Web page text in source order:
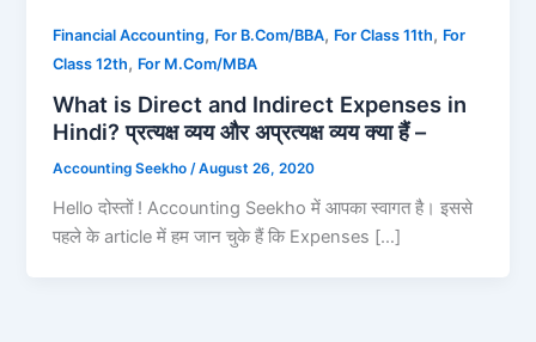
Financial Accounting, For B.Com/BBA, For Class 11th, For
Class 12th, For M.Com/MBA
What is Direct and Indirect Expenses in
Hindi? प्रत्यक्ष व्यय और अप्रत्यक्ष व्यय क्या हैं –
Accounting Seekho/August 26, 2020
Hello दोस्तों ! Accounting Seekho में आपका स्वागत है। इससे
पहले के article में हम जान चुके हैं कि Expenses […]